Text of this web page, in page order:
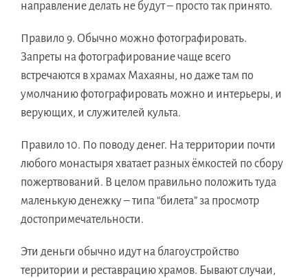
направление делать не будут – просто так принято.
Правило 9. Обычно можно фотографировать.
Запреты на фотографирование чаще всего
встречаются в храмах Махаяны, но даже там по
умолчанию фотографировать можно и интерьеры, и
верующих, и служителей культа.
Правило 10. По поводу денег. На территории почти
любого монастыря хватает разных ёмкостей по сбору
пожертвований. В целом правильно положить туда
маленькую денежку – типа “билета” за просмотр
достопримечательности.
Эти деньги обычно идут на благоустройство
территории и реставрацию храмов. Бывают случаи,